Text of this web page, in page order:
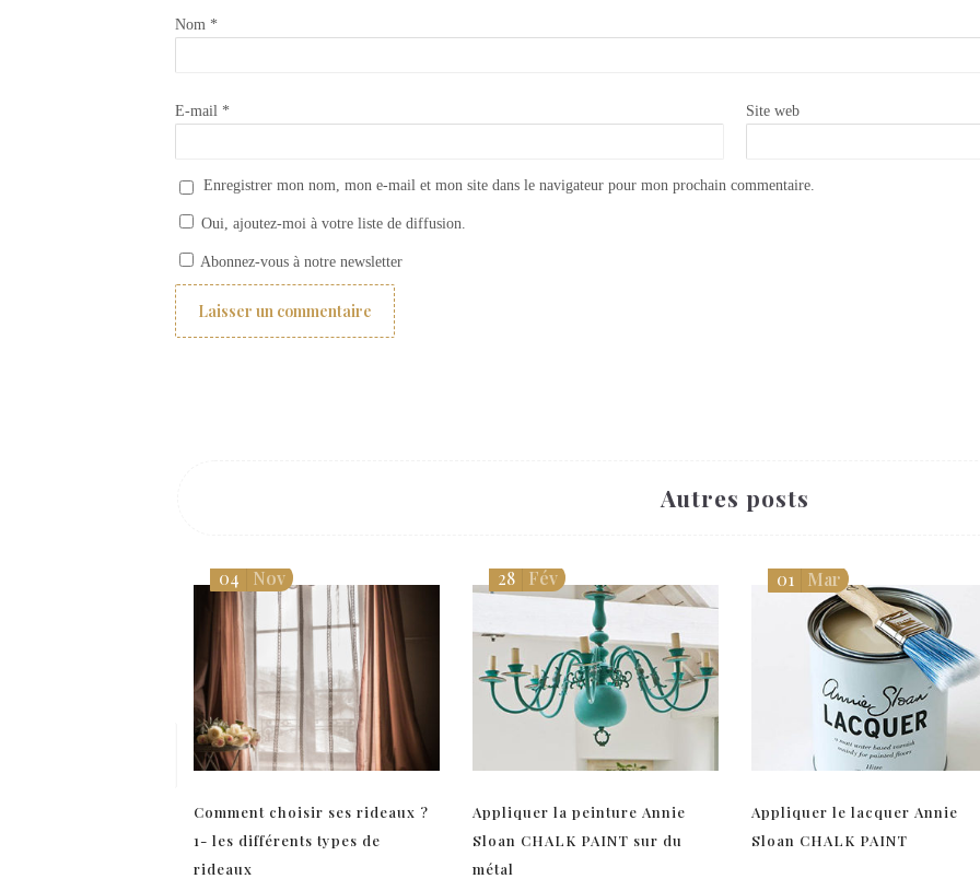
Nom *
E-mail * Site web
Enregistrer mon nom, mon e-mail et mon site dans le navigateur pour mon prochain commentaire.
Oui, ajoutez-moi à votre liste de diffusion.
Abonnez-vous à notre newsletter
Autres posts
Comment choisir ses rideaux ?
1- les différents types de
rideaux
04 Nov
Appliquer la peinture Annie
Sloan CHALK PAINT sur du
métal
28 Fév
Appliquer le lacquer Annie
Sloan CHALK PAINT
01 Mar